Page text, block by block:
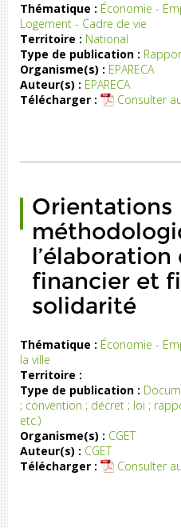
Thématique : Économie -
Logement - Cadre de vie
Territoire : National
Type de publication :
Organisme(s) : EPARECA
Auteur(s) : EPARECA
Télécharger :
Consulter
Orientations
financier et
solidarité
Thématique : Économie -
la ville
Territoire :
Type de publication :
; convention ; décret ; loi ;
etc.)
Organisme(s) : CGET
Auteur(s) : CGET
Télécharger :
Consulter